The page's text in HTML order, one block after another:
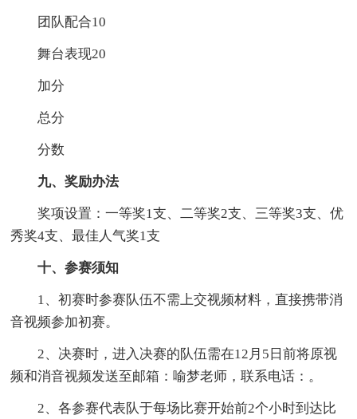
团队配合10
舞台表现20
加分
总分
分数
九、奖励办法
奖项设置：一等奖1支、二等奖2支、三等奖3支、优
秀奖4支、最佳人气奖1支
十、参赛须知
1、初赛时参赛队伍不需上交视频材料，直接携带消
音视频参加初赛。
2、决赛时，进入决赛的队伍需在12月5日前将原视
频和消音视频发送至邮箱：喻梦老师，联系电话：。
2、各参赛代表队于每场比赛开始前2个小时到达比